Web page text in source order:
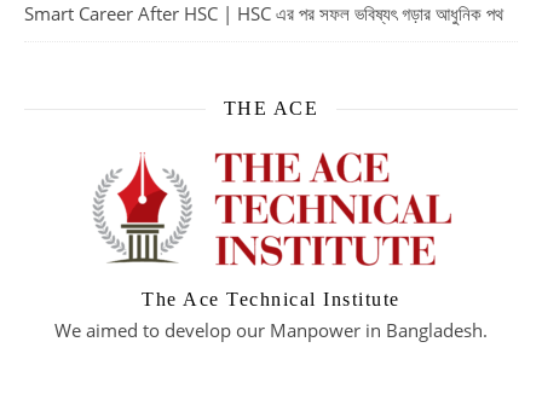
Smart Career After HSC | HSC এর পর সফল ভবিষ্যৎ গড়ার আধুনিক পথ
THE ACE
The Ace Technical Institute
We aimed to develop our Manpower in Bangladesh.